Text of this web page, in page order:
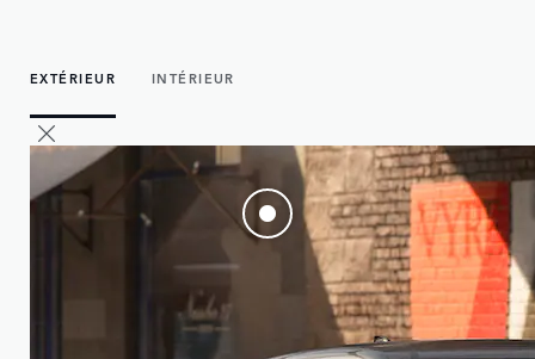
EXTÉRIEUR INTÉRIEUR